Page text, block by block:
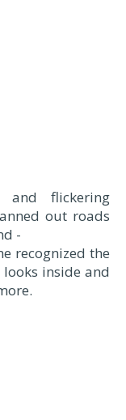
flickering
out roads
-
recognized the
inside and